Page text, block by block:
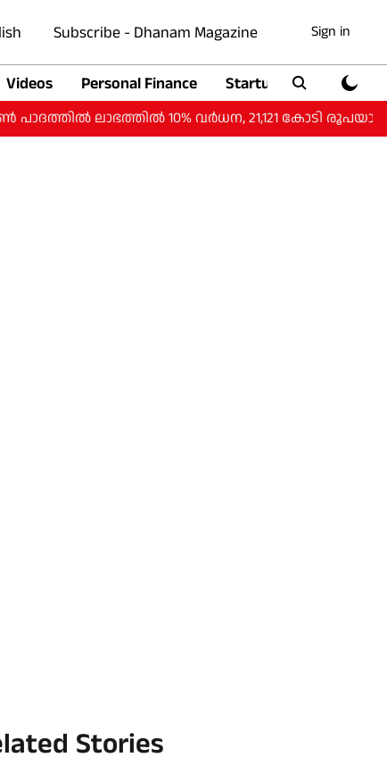
Subscribe - Dhanam Magazine Sign in
Videos Personal Finance Startup
ലാഭത്തില്‍ 10% വര്‍ധന, 21,121 കോടി രൂപയായി
Stories